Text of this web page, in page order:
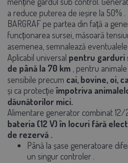
a reduce puterea de ieșire la 50%
BARGRAF pe partea din față a
funcționarea sursei, măsoară
asemenea, semnalează
Aplicabil universal pentru garduri
de până la 70 km , pentru
sensibile precum cai, bovine, oi,
și ca protecțieîmpotriva
dăunătorilor mici.
Alimentare generator combinat12/
bateria (12 V)în locuri fără
de rezervă .
Până la șase generatoare
un singur controler .